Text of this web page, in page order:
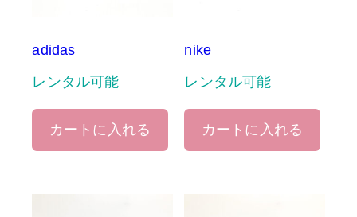
adidas
レンタル可能
カートに入れる
nike
レンタル可能
カートに入れる